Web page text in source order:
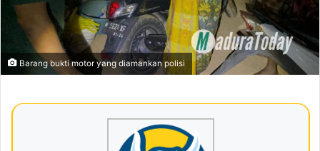
i
l
Barang bukti motor yang diamankan polisi